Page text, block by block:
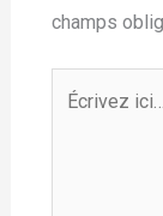
champs
Écrivez